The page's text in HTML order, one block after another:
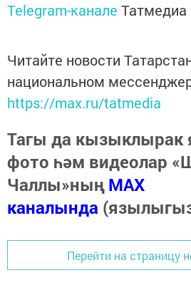
Telegram-канале Татмедиа
Читайте новости
национальном
https://max.ru/tatmedia
Тагы да кызыклырак
фото һәм видеолар
Чаллы»ныңMAX
каналында
Перейти на страницу